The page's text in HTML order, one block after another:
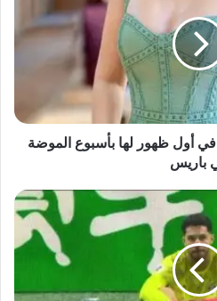
أول ظهور لها بأسبوع الموضة
باريس